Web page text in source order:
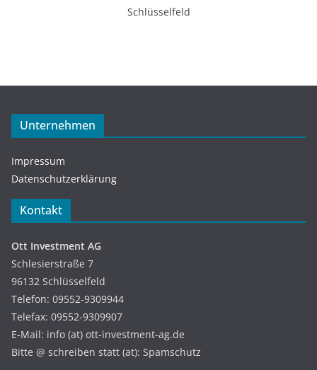
Schlüsselfeld
Unternehmen
Impressum
Datenschutzerklärung
Kontakt
Ott Investment AG
Schlesierstraße 7
96132 Schlüsselfeld
Telefon: 09552-9309944
Telefax: 09552-9309907
E-Mail: info (at) ott-investment-ag.de
Bitte @ schreiben statt (at): Spamschutz